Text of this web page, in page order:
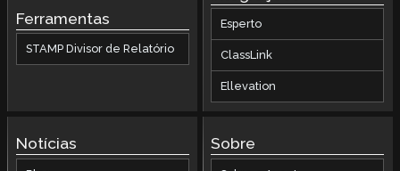
Ferramentas
STAMP Divisor de Relatório
Esperto
ClassLink
Ellevation
Notícias Sobre